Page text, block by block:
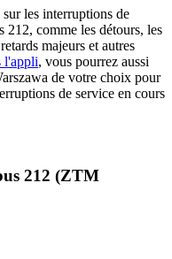
les interruptions de
212, comme les détours, les
majeurs et autres
l'appli, vous pourrez aussi
de votre choix pour
de service en cours
212 (ZTM